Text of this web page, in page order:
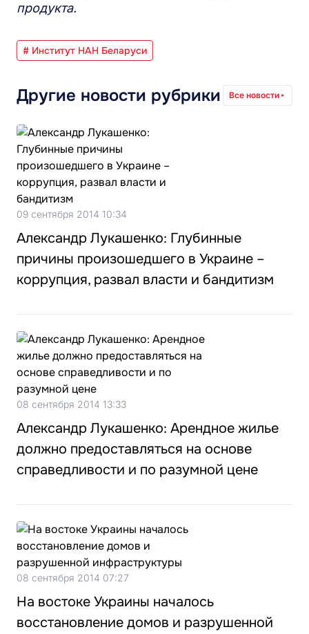
продукта.
# Институт НАН Беларуси
Другие новости рубрики Все новости
09 сентября 2014 10:34
Александр Лукашенко: Глубинные
причины произошедшего в Украине –
коррупция, развал власти и бандитизм
08 сентября 2014 13:33
Александр Лукашенко: Арендное жилье
должно предоставляться на основе
справедливости и по разумной цене
08 сентября 2014 07:27
На востоке Украины началось
восстановление домов и разрушенной